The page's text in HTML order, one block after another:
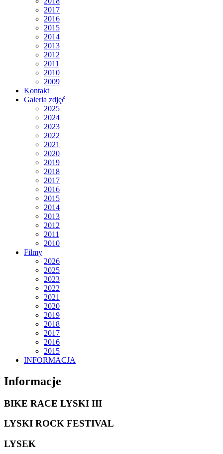
2017
2016
2015
2014
2013
2012
2011
2010
2009
Kontakt
Galeria zdjęć
2025
2024
2023
2022
2021
2020
2019
2018
2017
2016
2015
2014
2013
2012
2011
2010
Filmy
2026
2025
2023
2022
2021
2020
2019
2018
2017
2016
2015
INFORMACJA
Informacje
BIKE RACE LYSKI III
LYSKI ROCK FESTIVAL
LYSEK